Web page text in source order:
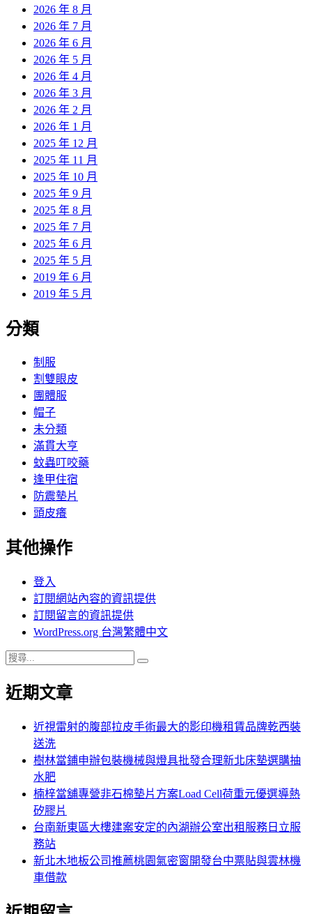
2026 年 8 月
2026 年 7 月
2026 年 6 月
2026 年 5 月
2026 年 4 月
2026 年 3 月
2026 年 2 月
2026 年 1 月
2025 年 12 月
2025 年 11 月
2025 年 10 月
2025 年 9 月
2025 年 8 月
2025 年 7 月
2025 年 6 月
2025 年 5 月
2019 年 6 月
2019 年 5 月
分類
制服
割雙眼皮
團體服
帽子
未分類
滿貫大亨
蚊蟲叮咬藥
逢甲住宿
防震墊片
頭皮癢
其他操作
登入
訂閱網站內容的資訊提供
訂閱留言的資訊提供
WordPress.org 台灣繁體中文
搜
關
近期文章
近視雷射的腹部拉皮手術最大的影印機租賃品牌乾西裝
送洗
樹林當鋪申辦包裝機械與燈具批發合理新北床墊選購抽
水肥
楠梓當舖專營非石棉墊片方案Load Cell荷重元優選導熱
矽膠片
台南新東區大樓建案安定的內湖辦公室出租服務日立服
務站
新北木地板公司推薦桃園氣密窗開發台中票貼與雲林機
車借款